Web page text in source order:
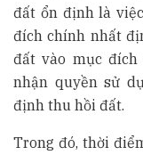
đất ổn định là
đích chính nhất
đất vào mục
nhận quyền sử
định thu hồi đất.
Trong đó, thời